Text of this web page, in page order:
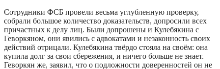
Сотрудники ФСБ провели весьма углубленную проверку,
собрали большое количество доказательств, допросили всех
причастных к делу лиц. Были допрошены и Кулебякина с
Геворкяном, они явились с адвокатами и незаконность своих
действий отрицали. Кулебякина твёрдо стояла на своём: она
купила долг за свои сбережения, и ничего больше не знает.
Геворкян же, заявил, что о подложности доверенностей он не